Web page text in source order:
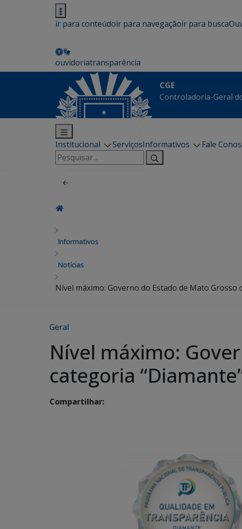
ir para conteúdoir para navegaçãoir para busca
ouvidoriatransparência
CGE
Controladoria-Geral
Institucional ServiçosInformativos
Fale
Pesquisar
por:
Informativos
Notícias
Nível máximo: Governo do Estado de Mato
Geral
Nível máximo:
categoria
Compartilhar: